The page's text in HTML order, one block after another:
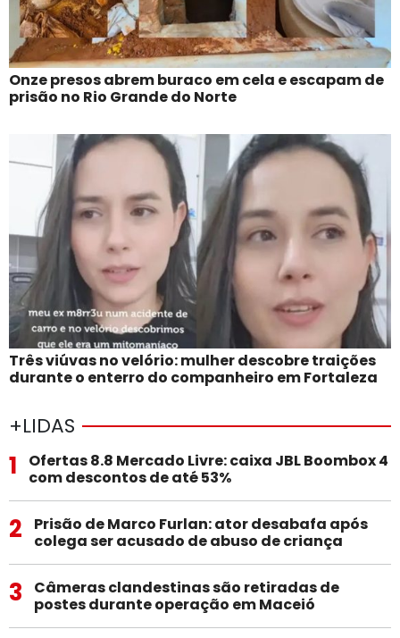
Onze presos abrem buraco em cela e escapam de
prisão no Rio Grande do Norte
Três viúvas no velório: mulher descobre traições
durante o enterro do companheiro em Fortaleza
+LIDAS
1
Ofertas 8.8 Mercado Livre: caixa JBL Boombox 4
com descontos de até 53%
2
Prisão de Marco Furlan: ator desabafa após
colega ser acusado de abuso de criança
3
Câmeras clandestinas são retiradas de
postes durante operação em Maceió